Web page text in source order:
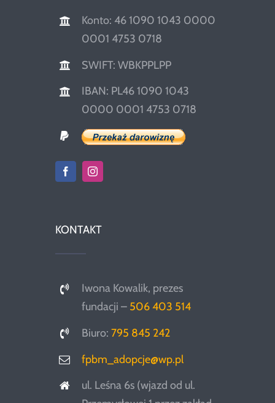
Konto: 46 1090 1043 0000
0001 4753 0718
SWIFT: WBKPPLPP
IBAN: PL46 1090 1043
0000 0001 4753 0718
KONTAKT
Iwona Kowalik, prezes
fundacji – 506 403 514
Biuro:795 845 242
fpbm_adopcje@wp.pl
ul. Leśna 6s (wjazd od ul.